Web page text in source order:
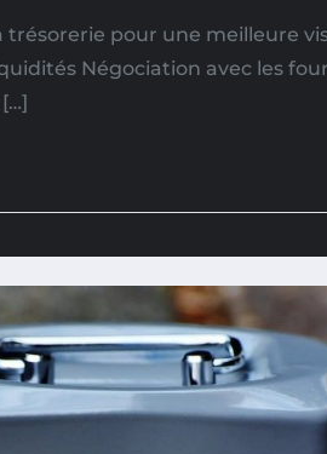
trésorerie pour une meilleure
Négociation avec les